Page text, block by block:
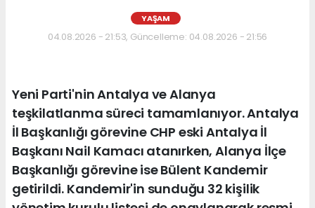
YAŞAM
04.08.2026 - 21:53, Güncelleme: 04.08.2026 - 21:56
Yeni Parti'nin Antalya ve Alanya
teşkilatlanma süreci tamamlanıyor. Antalya
İl Başkanlığı görevine CHP eski Antalya İl
Başkanı Nail Kamacı atanırken, Alanya İlçe
Başkanlığı görevine ise Bülent Kandemir
getirildi. Kandemir'in sunduğu 32 kişilik